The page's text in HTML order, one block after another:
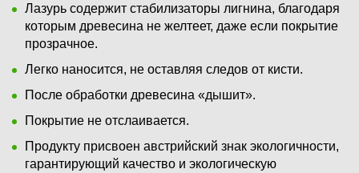
Лазурь содержит стабилизаторы лигнина, благодаря
которым древесина не желтеет, даже если покрытие
прозрачное.
Легко наносится, не оставляя следов от кисти.
После обработки древесина «дышит».
Покрытие не отслаивается.
Продукту присвоен австрийский знак экологичности,
гарантирующий качество и экологическую